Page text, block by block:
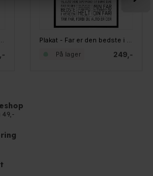
Plakat - Far er den bedste i verden - Colors Plakat - Far er den bedste i verden - Sort/hvid
249,-
På lager
49,-